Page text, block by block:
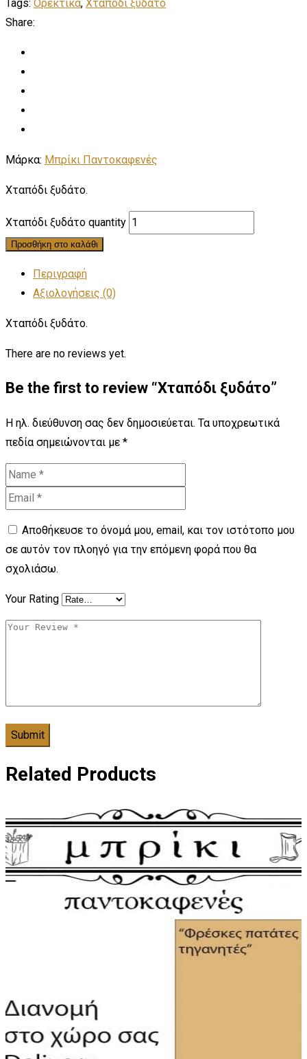
Tags: Ορεκτικά, Χταπόδι ξυδάτο
Share:
Μάρκα: Μπρίκι Παντοκαφενές
Χταπόδι ξυδάτο.
Χταπόδι ξυδάτο quantity
Προσθήκη στο καλάθι
Περιγραφή
Αξιολογήσεις (0)
Χταπόδι ξυδάτο.
There are no reviews yet.
Be the first to review “Χταπόδι ξυδάτο”
Η ηλ. διεύθυνση σας δεν δημοσιεύεται. Τα υποχρεωτικά
πεδία σημειώνονται με *
Αποθήκευσε το όνομά μου, email, και τον ιστότοπο μου
σε αυτόν τον πλοηγό για την επόμενη φορά που θα
σχολιάσω.
Your Rating
Related Products